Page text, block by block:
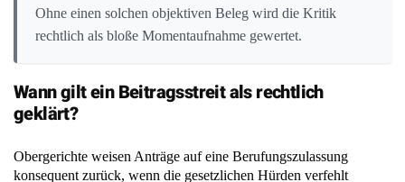
Ohne einen solchen objektiven Beleg wird die Kritik
rechtlich als bloße Momentaufnahme gewertet.
Wann gilt ein Beitragsstreit als rechtlich
geklärt?
Obergerichte weisen Anträge auf eine Berufungszulassung
konsequent zurück, wenn die gesetzlichen Hürden verfehlt